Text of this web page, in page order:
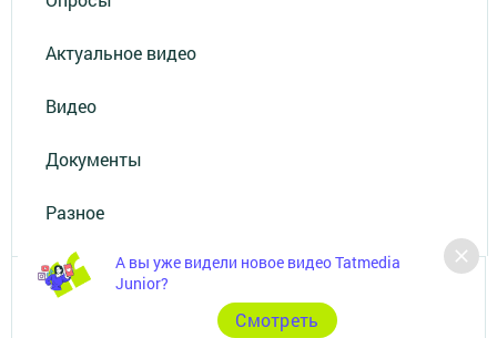
Актуальное видео
Видео
Документы
Разное
А вы уже видели новое видео Tatmedia
Junior?
Cмотреть